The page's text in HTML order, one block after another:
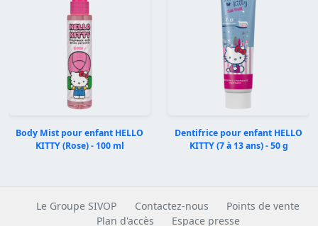
Body Mist pour enfant HELLO
KITTY (Rose) - 100 ml
Dentifrice pour enfant HELLO
KITTY (7 à 13 ans) - 50 g
Le Groupe SIVOP Contactez-nous
Points de vente
Plan d'accès
Espace presse